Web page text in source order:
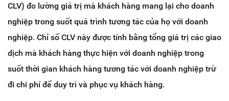
CLV) đo lường giá trị mà khách hàng mang lại cho doanh
nghiệp trong suốt quá trình tương tác của họ với doanh
nghiệp. Chỉ số CLV này được tính bằng tổng giá trị các giao
dịch mà khách hàng thực hiện với doanh nghiệp trong
suốt thời gian khách hàng tương tác với doanh nghiệp trừ
đi chi phí để duy trì và phục vụ khách hàng.